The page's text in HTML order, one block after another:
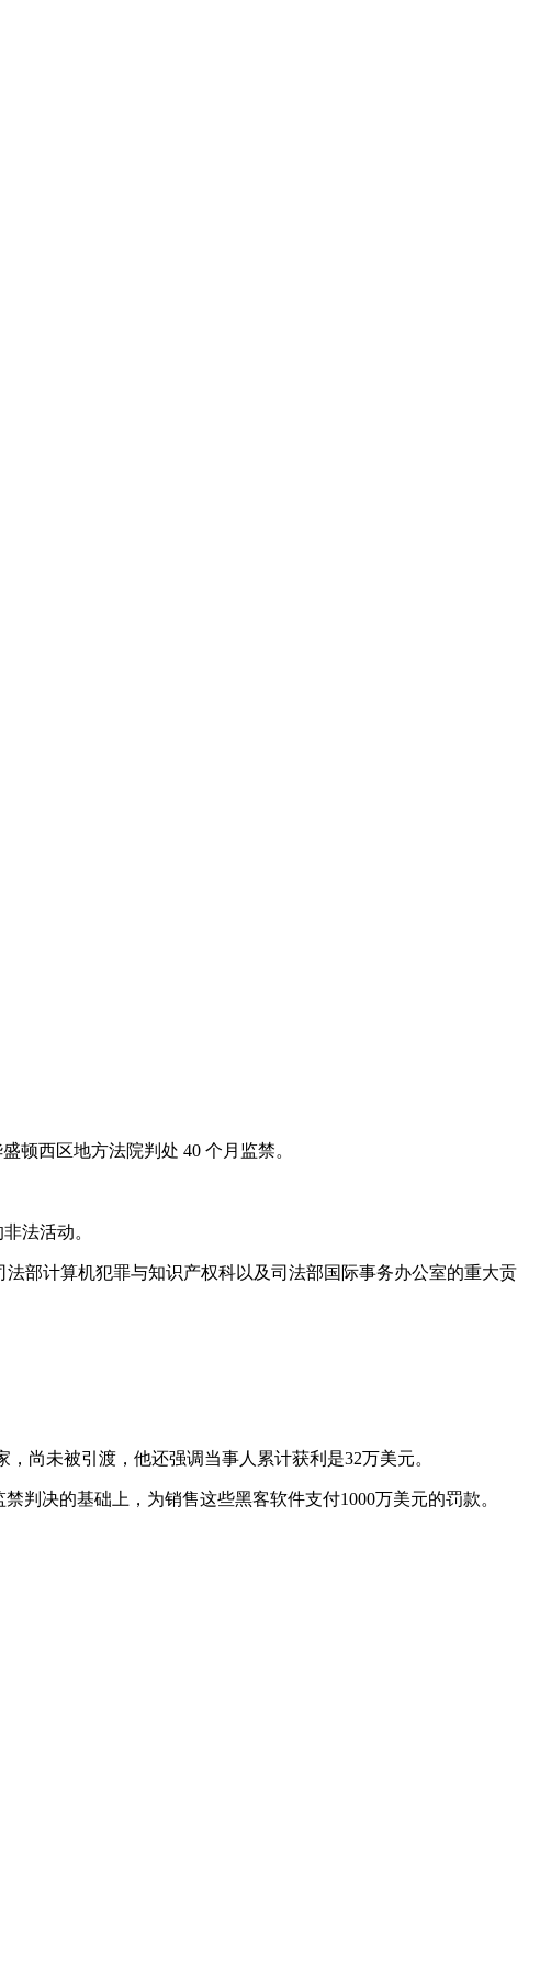
顿西区地方法院判处 40 个月监禁。
法活动。
部计算机犯罪与知识产权科以及司法部国际事务办公室的重大贡
尚未被引渡，他还强调当事人累计获利是32万美元。
判决的基础上，为销售这些黑客软件支付1000万美元的罚款。